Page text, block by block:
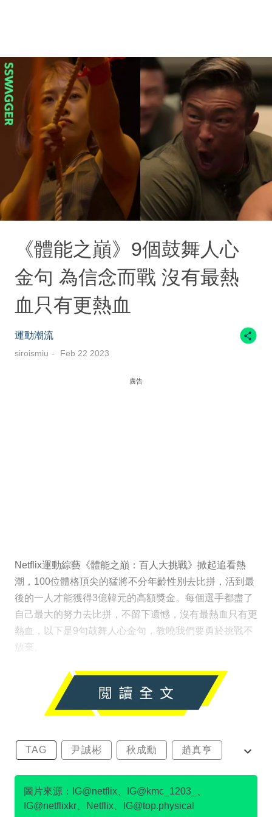
《體能之巔》9個鼓舞人心
金句 為信念而戰 沒有最熱
血只有更熱血
運動潮流
siroismiu Feb 22 2023
廣告
Netflix運動綜藝《體能之巔：百人大挑戰》掀起追看熱
潮，100位體格頂尖的猛將不分年齡性別去比拼，活到最
後的一人才能獲得3億韓元的高額獎金。每個選手都盡了
自己最大的努力去比拼，不留下遺憾，沒有最熱血只有更
熱血，以下是9句鼓舞人心金句，教曉我們要勇於挑戰不
放棄。
TAG 尹誠彬 秋成勳 趙真亨
金民澈
圖片來源：IG@netflix、IG@kmc_1203_、
IG@netflixkr、Netflix、IG@top.physical